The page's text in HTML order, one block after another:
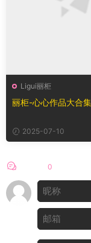
Ligui丽柜
丽柜-心心作品大合集
2025-07-10
0